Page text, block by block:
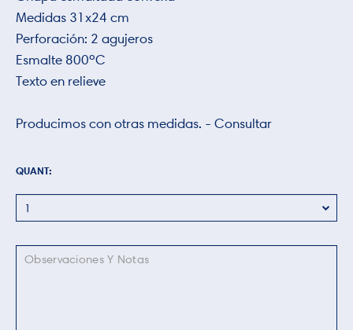
Medidas 31x24 cm
Perforación: 2 agujeros
Esmalte 800ºC
Texto en relieve
Producimos con otras medidas. - Consultar
QUANT: